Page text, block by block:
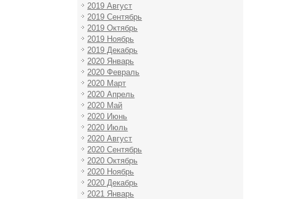
2019 Август
2019 Сентябрь
2019 Октябрь
2019 Ноябрь
2019 Декабрь
2020 Январь
2020 Февраль
2020 Март
2020 Апрель
2020 Май
2020 Июнь
2020 Июль
2020 Август
2020 Сентябрь
2020 Октябрь
2020 Ноябрь
2020 Декабрь
2021 Январь